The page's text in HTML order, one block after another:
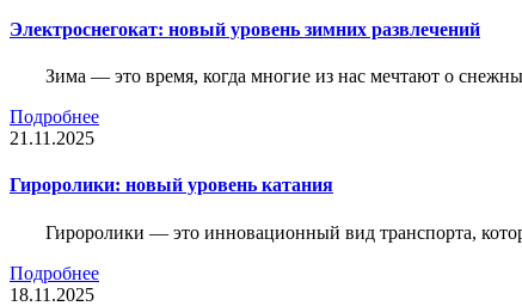
Электроснегокат: новый уровень зимних развлечений
Зима — это время, когда многие из нас мечтают о
Подробнее
21.11.2025
Гироролики: новый уровень катания
Гироролики — это инновационный вид транспорта,
Подробнее
18.11.2025